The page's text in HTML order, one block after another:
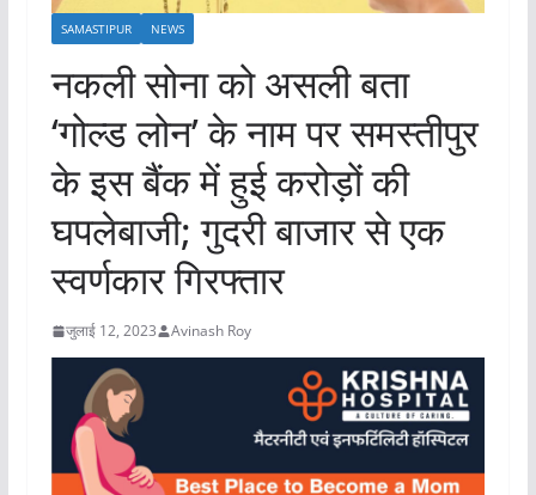
SAMASTIPUR NEWS
नकली सोना को असली बता
‘गोल्ड लोन’ के नाम पर समस्तीपुर
के इस बैंक में हुई करोड़ों की
घपलेबाजी; गुदरी बाजार से एक
स्वर्णकार गिरफ्तार
जुलाई 12, 2023 Avinash Roy